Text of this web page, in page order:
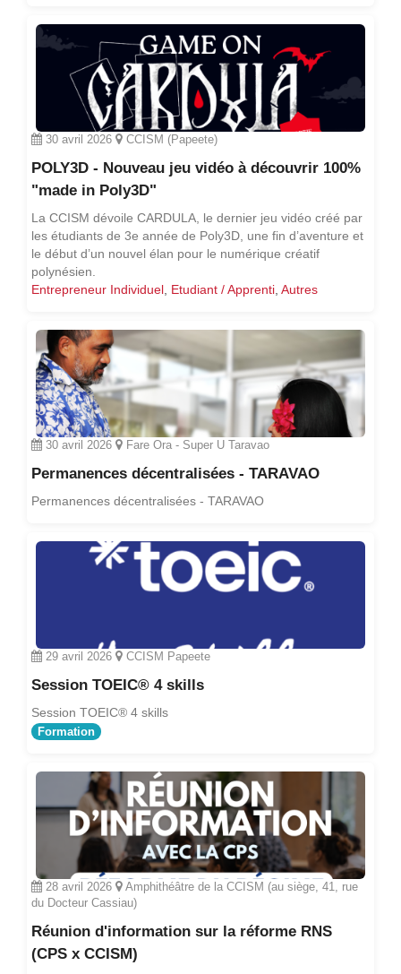
30 avril 2026 CCISM (Papeete)
POLY3D - Nouveau jeu vidéo à découvrir 100%
"made in Poly3D"
La CCISM dévoile CARDULA, le dernier jeu vidéo créé par
les étudiants de 3e année de Poly3D, une fin d’aventure et
le début d’un nouvel élan pour le numérique créatif
polynésien.
Entrepreneur Individuel Etudiant / Apprenti Autres
30 avril 2026 Fare Ora - Super U Taravao
Permanences décentralisées - TARAVAO
Permanences décentralisées - TARAVAO
29 avril 2026 CCISM Papeete
Session TOEIC® 4 skills
Session TOEIC® 4 skills
Formation
28 avril 2026
Amphithéâtre de la CCISM (au siège, 41, rue
du Docteur Cassiau)
Réunion d'information sur la réforme RNS
(CPS x CCISM)